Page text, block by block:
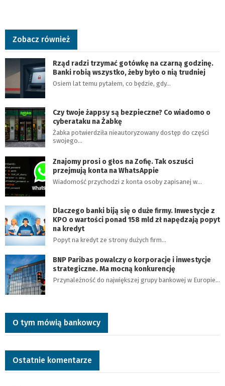
Zobacz również
Rząd radzi trzymać gotówkę na czarną godzinę.
Banki robią wszystko, żeby było o nią trudniej
Osiem lat temu pytałem, co będzie, gdy…
Czy twoje żappsy są bezpieczne? Co wiadomo o
cyberataku na Żabkę
Żabka potwierdziła nieautoryzowany dostęp do części
swojego…
Znajomy prosi o głos na Zofię. Tak oszuści
przejmują konta na WhatsAppie
Wiadomość przychodzi z konta osoby zapisanej w…
Dlaczego banki biją się o duże firmy. Inwestycje z
KPO o wartości ponad 158 mld zł napędzają popyt
na kredyt
Popyt na kredyt ze strony dużych firm…
BNP Paribas powalczy o korporacje i inwestycje
strategiczne. Ma mocną konkurencję
Przynależność do największej grupy bankowej w Europie…
O tym mówią bankowcy
Ostatnie komentarze